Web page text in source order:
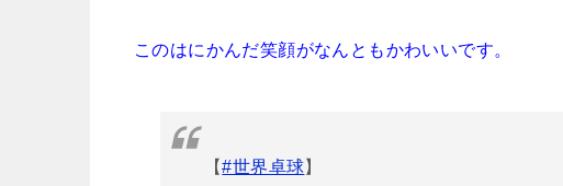
このはにかんだ笑顔がなんともかわいいです。
【#世界卓球】